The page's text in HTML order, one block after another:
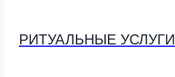
РИТУАЛЬНЫЕ УСЛУГИ